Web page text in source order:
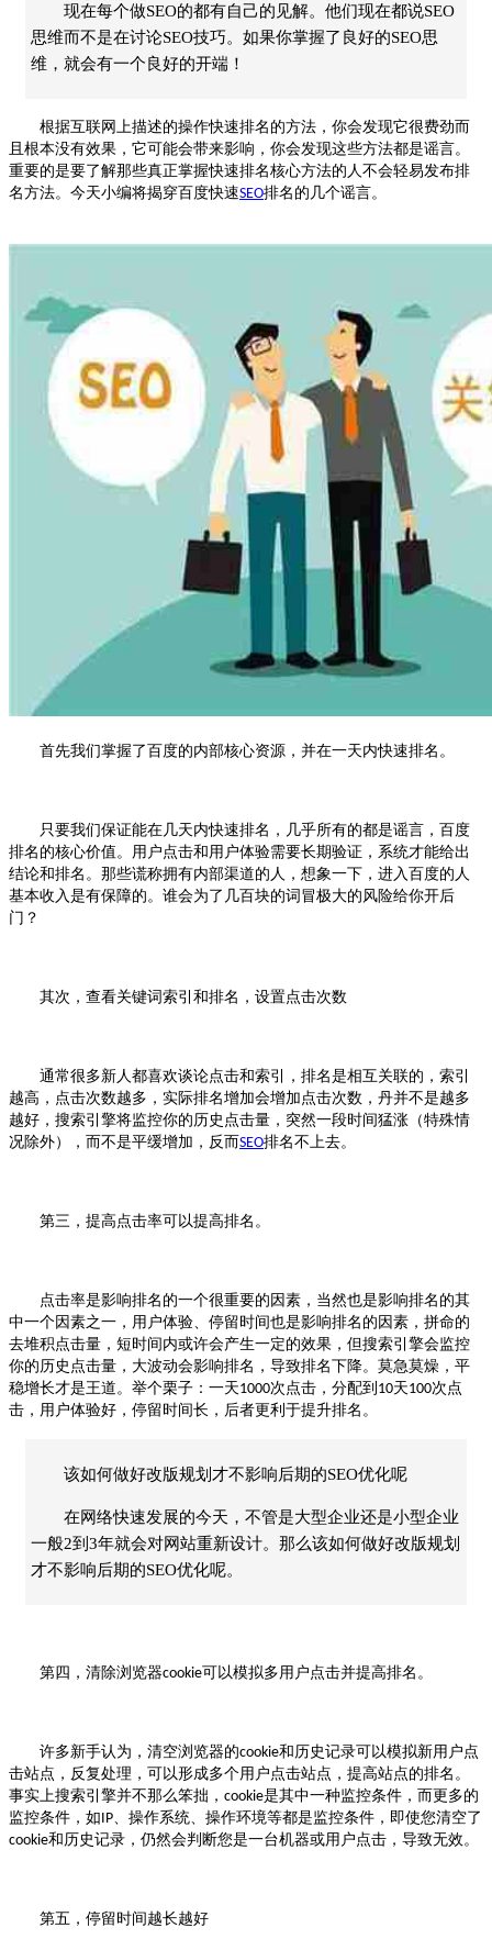
现在每个做SEO的都有自己的见解。他们现在都说SEO
思维而不是在讨论SEO技巧。如果你掌握了良好的SEO思
维，就会有一个良好的开端！
根据互联网上描述的操作快速排名的方法，你会发现它很费劲而
且根本没有效果，它可能会带来影响，你会发现这些方法都是谣言。
重要的是要了解那些真正掌握快速排名核心方法的人不会轻易发布排
名方法。今天小编将揭穿百度快速SEO排名的几个谣言。
首先我们掌握了百度的内部核心资源，并在一天内快速排名。
只要我们保证能在几天内快速排名，几乎所有的都是谣言，百度
排名的核心价值。用户点击和用户体验需要长期验证，系统才能给出
结论和排名。那些谎称拥有内部渠道的人，想象一下，进入百度的人
基本收入是有保障的。谁会为了几百块的词冒极大的风险给你开后
门？
其次，查看关键词索引和排名，设置点击次数
通常很多新人都喜欢谈论点击和索引，排名是相互关联的，索引
越高，点击次数越多，实际排名增加会增加点击次数，丹并不是越多
越好，搜索引擎将监控你的历史点击量，突然一段时间猛涨（特殊情
况除外），而不是平缓增加，反而SEO排名不上去。
第三，提高点击率可以提高排名。
点击率是影响排名的一个很重要的因素，当然也是影响排名的其
中一个因素之一，用户体验、停留时间也是影响排名的因素，拼命的
去堆积点击量，短时间内或许会产生一定的效果，但搜索引擎会监控
你的历史点击量，大波动会影响排名，导致排名下降。莫急莫燥，平
稳增长才是王道。举个栗子：一天1000次点击，分配到 10天100次点
击，用户体验好，停留时间长，后者更利于提升排名。
该如何做好改版规划才不影响后期的SEO优化呢
在网络快速发展的今天，不管是大型企业还是小型企业
一般2到3年就会对网站重新设计。那么该如何做好改版规划
才不影响后期的SEO优化呢。
第四，清除浏览器cookie可以模拟多用户点击并提高排名。
许多新手认为，清空浏览器的cookie和历史记录可以模拟新用户点
击站点，反复处理，可以形成多个用户点击站点，提高站点的排名。
事实上搜索引擎并不那么笨拙， cookie是其中一种监控条件，而更多的
监控条件，如IP 、操作系统、操作环境等都是监控条件，即使您清空了
cookie和历史记录，仍然会判断您是一台机器或用户点击，导致无效。
第五，停留时间越长越好